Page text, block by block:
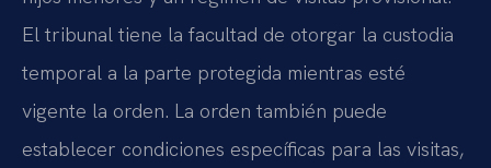
El tribunal tiene la facultad de otorgar la custodia
temporal a la parte protegida mientras esté
vigente la orden. La orden también puede
establecer condiciones específicas para las visitas,